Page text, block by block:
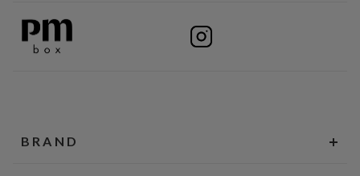
BRAND